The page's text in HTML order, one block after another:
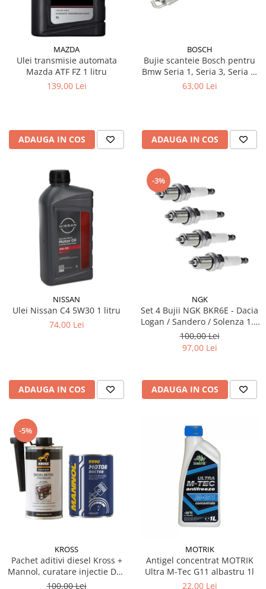
MAZDA
Ulei transmisie automata
Mazda ATF FZ 1 litru
139,00 Lei
ADAUGA IN COS
BOSCH
Bujie scanteie Bosch pentru
Bmw Seria 1, Seria 3, Seria 5,
Seria 6, Seria 7, X1, X3, X5, Z4
63,00 Lei
ADAUGA IN COS
NISSAN
Ulei Nissan C4 5W30 1 litru
74,00 Lei
ADAUGA IN COS
-3%
NGK
Set 4 Bujii NGK BKR6E - Dacia
Logan / Sandero / Solenza 1.4
& 1.6 MPI - Kit Complet
100,00 Lei
97,00 Lei
ADAUGA IN COS
-5%
KROSS
Pachet aditivi diesel Kross +
Mannol, curatare injectie DPF
si stabilizare ulei
100,00 Lei
MOTRIK
Antigel concentrat MOTRIK
Ultra M-Tec G11 albastru 1l
22,00 Lei